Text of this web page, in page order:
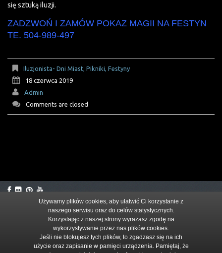
się sztuką iluzji.
ZADZWOŃ I ZAMÓW POKAZ MAGII NA FESTYN
TE. 504-989-497
Iluzjonista- Dni Miast, Pikniki, Festyny
18 czerwca 2019
Admin
Comments are closed
Używamy plików cookies, aby ułatwić Ci korzystanie z
naszego serwisu oraz do celów statystycznych.
Korzystając z naszej strony wyrażasz zgodę na
wykorzystywanie przez nas plików cookies.
Jeśli nie blokujesz tych plików, to zgadzasz się na ich
użycie oraz zapisanie w pamięci urządzenia. Pamiętaj, że